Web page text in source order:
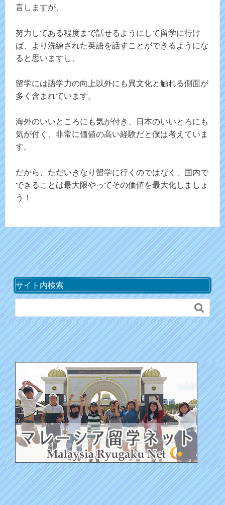
言しますが、
努力してある程度まで話せるようにして留学に行け
ば、より洗練された英語を話すことができるようにな
ると思いますし、
留学には語学力の向上以外にも異文化と触れる側面が
多く含まれています。
海外のいいところにも気が付き、日本のいいとろにも
気が付く、非常に価値の高い経験だと僕は考えていま
す。
だから、ただいきなり留学に行くのではなく、国内で
できることは最大限やってその価値を最大化しましょ
う！
サイト内検索
